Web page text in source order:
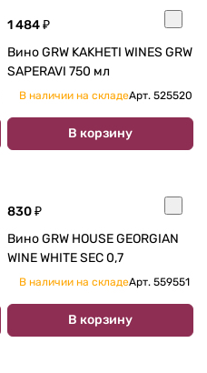
1 484 ₽
Вино GRW KAKHETI WINES GRW
SAPERAVI 750 мл
В наличии на складеАрт. 525520
В корзину
830 ₽
Вино GRW HOUSE GEORGIAN
WINE WHITE SEC 0,7
В наличии на складеАрт. 559551
В корзину